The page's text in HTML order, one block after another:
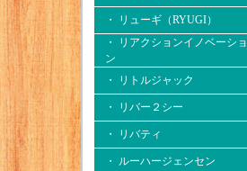
・ リューギ（RYUGI）
・ リアクションイノベーショ
ン
・ リトルジャック
・ リバー２シー
・ リバティ
・ ルーハージェンセン